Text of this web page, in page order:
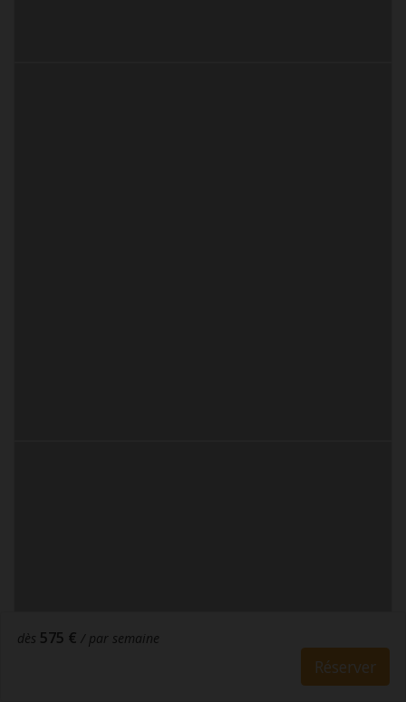
dès 575 € / par semaine
Réserver